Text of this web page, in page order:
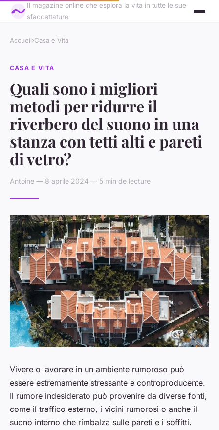
Il magazine online che esplora la vita in tutte le sue
sfaccettature
Accueil›Casa e Vita
CASA E VITA
Quali sono i migliori
metodi per ridurre il
riverbero del suono in una
stanza con tetti alti e pareti
di vetro?
Antoine — 8 aprile 2024 — 5 min de lecture
Vivere o lavorare in un ambiente rumoroso può
essere estremamente stressante e controproducente.
Il rumore indesiderato può provenire da diverse fonti,
come il traffico esterno, i vicini rumorosi o anche il
suono interno che rimbalza sulle pareti e i soffitti.